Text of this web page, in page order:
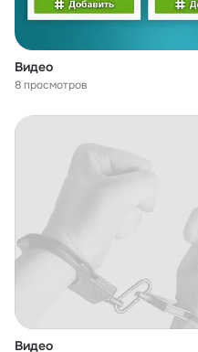
Видео
8 просмотров
Видео